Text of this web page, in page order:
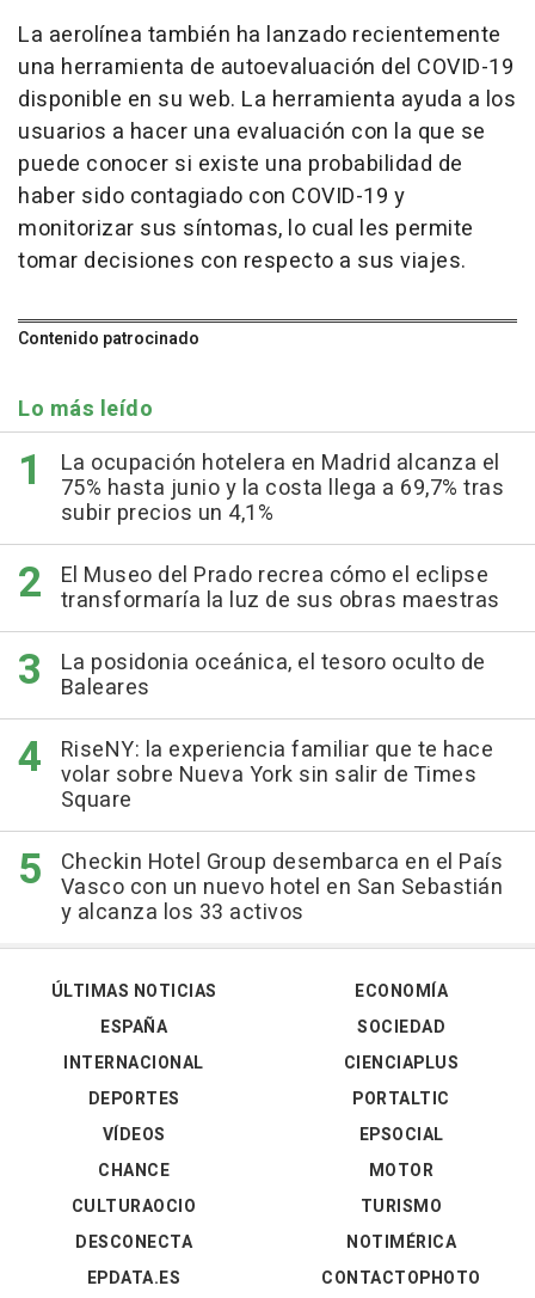
La aerolínea también ha lanzado recientemente
una herramienta de autoevaluación del COVID-19
disponible en su web. La herramienta ayuda a los
usuarios a hacer una evaluación con la que se
puede conocer si existe una probabilidad de
haber sido contagiado con COVID-19 y
monitorizar sus síntomas, lo cual les permite
tomar decisiones con respecto a sus viajes.
Contenido patrocinado
Lo más leído
La ocupación hotelera en Madrid alcanza el
75% hasta junio y la costa llega a 69,7% tras
subir precios un 4,1%
El Museo del Prado recrea cómo el eclipse
transformaría la luz de sus obras maestras
La posidonia oceánica, el tesoro oculto de
Baleares
RiseNY: la experiencia familiar que te hace
volar sobre Nueva York sin salir de Times
Square
Checkin Hotel Group desembarca en el País
Vasco con un nuevo hotel en San Sebastián
y alcanza los 33 activos
ÚLTIMAS NOTICIAS
ESPAÑA
INTERNACIONAL
DEPORTES
VÍDEOS
ECONOMÍA
SOCIEDAD
CIENCIAPLUS
PORTALTIC
EPSOCIAL
CHANCE
CULTURAOCIO
DESCONECTA
EPDATA.ES
MOTOR
TURISMO
NOTIMÉRICA
CONTACTOPHOTO